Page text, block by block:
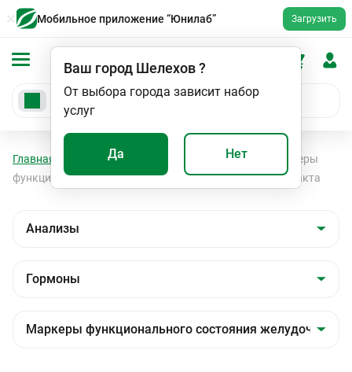
Мобильное приложение “Юнилаб” Загрузить
Ваш город Шелехов?
От выбора города зависит набор
услуг
Да Нет
Главная Анализы Гормоны
Маркеры
функционального состояния желудочно-кишечного тракта